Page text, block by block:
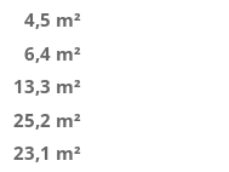
4,5 m²
6,4 m²
13,3 m²
25,2 m²
23,1 m²